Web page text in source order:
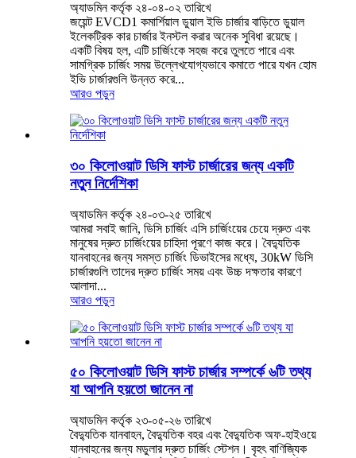
অ্যাডমিন কর্তৃক ২৪-০৪-০২ তারিখে
জয়েন্ট EVCD1 কমার্শিয়াল ডুয়াল ইভি চার্জার বাড়িতে ডুয়াল
ইলেকট্রিক কার চার্জার ইনস্টল করার অনেক সুবিধা রয়েছে।
একটি বিষয় হল, এটি চার্জিংকে সহজ করে তুলতে পারে এবং
সামগ্রিক চার্জিং সময় উল্লেখযোগ্যভাবে কমাতে পারে যখন হোম
ইভি চার্জারগুলি উন্নত করে...
আরও পড়ুন
৩০ কিলোওয়াট ডিসি ফাস্ট চার্জারের জন্য একটি
নতুন নির্দেশিকা
অ্যাডমিন কর্তৃক ২৪-০৩-২৫ তারিখে
আমরা সবাই জানি, ডিসি চার্জিং এসি চার্জিংয়ের চেয়ে দ্রুত এবং
মানুষের দ্রুত চার্জিংয়ের চাহিদা পূরণে কাজ করে। বৈদ্যুতিক
যানবাহনের জন্য সমস্ত চার্জিং ডিভাইসের মধ্যে, 30kW ডিসি
চার্জারগুলি তাদের দ্রুত চার্জিং সময় এবং উচ্চ দক্ষতার কারণে
আলাদা...
আরও পড়ুন
৫০ কিলোওয়াট ডিসি ফাস্ট চার্জার সম্পর্কে ৬টি তথ্য
যা আপনি হয়তো জানেন না
অ্যাডমিন কর্তৃক ২৩-০৫-২৬ তারিখে
বৈদ্যুতিক যানবাহন, বৈদ্যুতিক বহর এবং বৈদ্যুতিক অফ-হাইওয়ে
যানবাহনের জন্য মডুলার দ্রুত চার্জিং স্টেশন। বৃহৎ বাণিজ্যিক